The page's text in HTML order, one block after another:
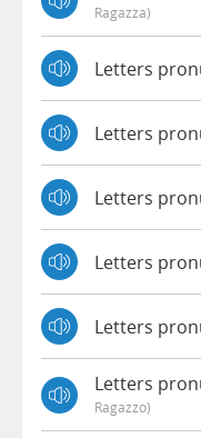
Ragazza)
Letters
Letters
Letters
Letters
Letters
Letters
Ragazzo)